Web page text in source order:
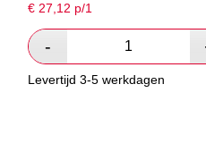
€27,12 p/1
Levertijd 3-5 werkdagen